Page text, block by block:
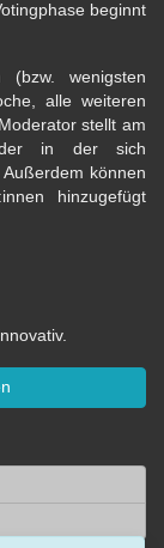
beginnt
wenigsten
alle weiteren
stellt am
in der sich
können
hinzugefügt